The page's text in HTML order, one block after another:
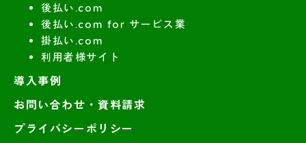
後払い.com
後払い.com for サービス業
掛払い.com
利用者様サイト
導入事例
お問い合わせ・資料請求
プライバシーポリシー